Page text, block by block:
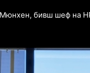
бивш шеф на